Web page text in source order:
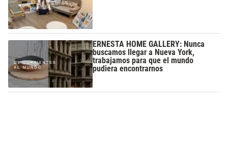
ERNESTA HOME GALLERY: Nunca
buscamos llegar a Nueva York,
trabajamos para que el mundo
pudiera encontrarnos